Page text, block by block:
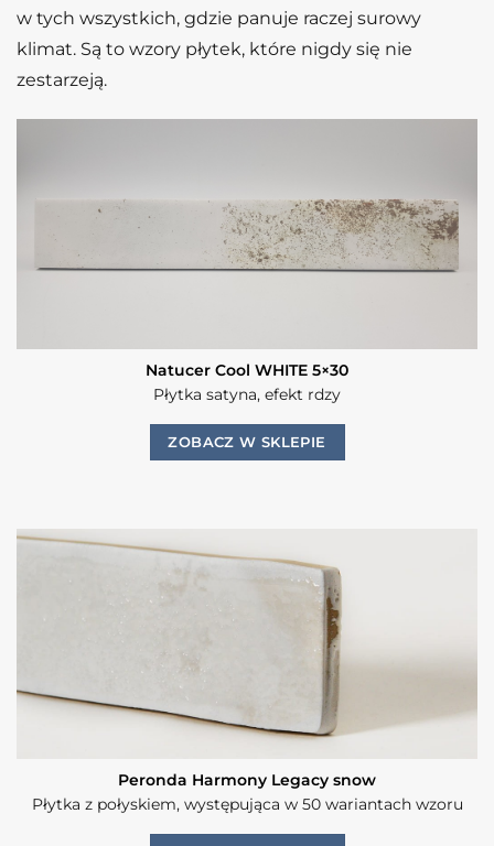
w tych wszystkich, gdzie panuje raczej surowy
klimat. Są to wzory płytek, które nigdy się nie
zestarzeją.
Natucer Cool WHITE 5×30
Płytka satyna, efekt rdzy
ZOBACZ W SKLEPIE
Peronda Harmony Legacy snow
Płytka z połyskiem, występująca w 50 wariantach wzoru